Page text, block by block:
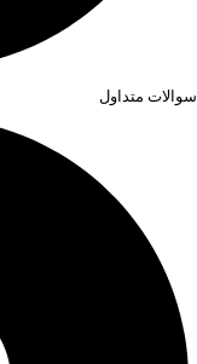
سوالات متداول